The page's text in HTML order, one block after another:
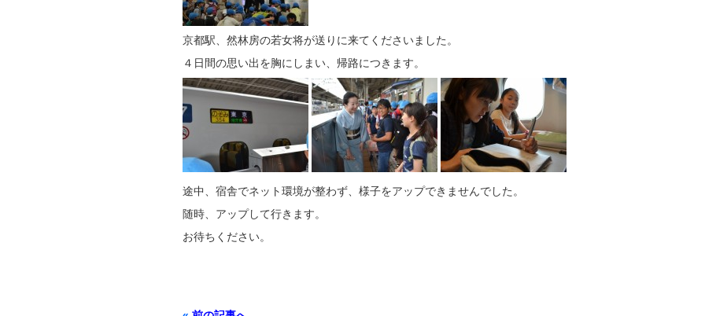
京都駅、然林房の若女将が送りに来てくださいました。
４日間の思い出を胸にしまい、帰路につきます。
途中、宿舎でネット環境が整わず、様子をアップできませんでした。
随時、アップして行きます。
お待ちください。